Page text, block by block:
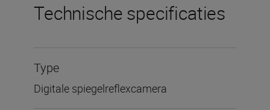
Technische specificaties
Type
Digitale spiegelreflexcamera